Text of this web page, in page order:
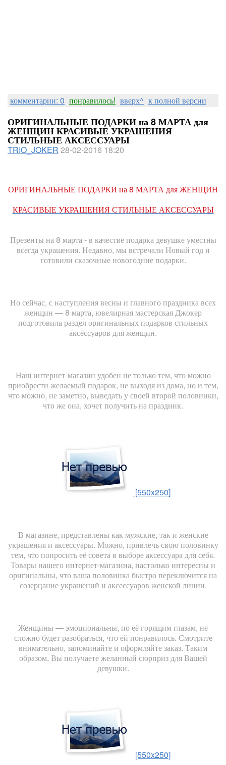
комментарии: 0 понравилось! вверх^ к полной версии
ОРИГИНАЛЬНЫЕ ПОДАРКИ на 8 МАРТА для
ЖЕНЩИН КРАСИВЫЕ УКРАШЕНИЯ
СТИЛЬНЫЕ АКСЕССУАРЫ
TRIO_JOKER 28-02-2016 18:20
ОРИГИНАЛЬНЫЕ ПОДАРКИ на 8 МАРТА для ЖЕНЩИН
КРАСИВЫЕ УКРАШЕНИЯ СТИЛЬНЫЕ АКСЕССУАРЫ
Презенты на 8 марта - в качестве подарка девушке уместны
всегда украшения. Недавно, мы встречали Новый год и
готовили сказочные новогодние подарки.
Но сейчас, с наступления весны и главного праздника всех
женщин — 8 марта, ювелирная мастерская Джокер
подготовила раздел оригинальных подарков стильных
аксессуаров для женщин.
Наш интернет-магазин удобен не только тем, что можно
приобрести желаемый подарок, не выходя из дома, но и тем,
что можно, не заметно, выведать у своей второй половинки,
что же она, хочет получить на праздник.
[550x250]
В магазине, представлены как мужские, так и женские
украшения и аксессуары. Можно, привлечь свою половинку
тем, что попросить её совета в выборе аксессуара для себя.
Товары нашего интернет-магазина, настолько интересны и
оригинальны, что ваша половинка быстро переключится на
созерцание украшений и аксессуаров женской линии.
Женщины — эмоциональны, по её горящим глазам, не
сложно будет разобраться, что ей понравилось. Смотрите
внимательно, запоминайте и оформляйте заказ. Таким
образом, Вы получаете желанный сюрприз для Вашей
девушки.
[550x250]